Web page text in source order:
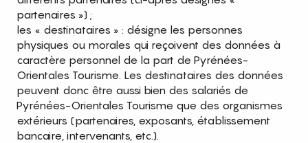
partenaires ») ;
les « destinataires » : désigne les personnes
physiques ou morales qui reçoivent des données à
caractère personnel de la part de Pyrénées-
Orientales Tourisme. Les destinataires des données
peuvent donc être aussi bien des salariés de
Pyrénées-Orientales Tourisme que des organismes
extérieurs (partenaires, exposants, établissement
bancaire, intervenants, etc.).